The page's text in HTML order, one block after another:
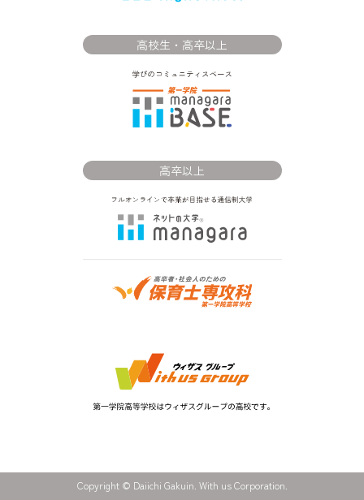
高校生・高卒以上
高卒以上
Copyright © Daiichi Gakuin. With us Corporation.